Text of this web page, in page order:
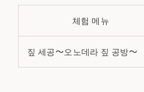
체험 메뉴
짚 세공～오노데라 짚 공방～